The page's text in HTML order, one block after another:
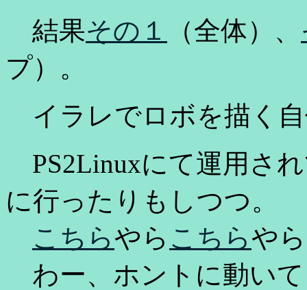
結果その１ （全体）、
プ）。
イラレでロボを描く
PS2Linuxにて運用さ
に行ったりもしつつ。
こちらやら こちらや
わー、ホントに動い